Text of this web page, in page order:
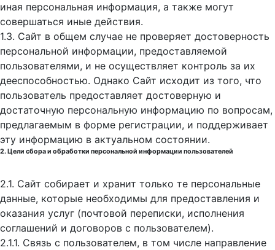
иная персональная информация, а также могут
совершаться иные действия.
1.3. Сайт в общем случае не проверяет достоверность
персональной информации, предоставляемой
пользователями, и не осуществляет контроль за их
дееспособностью. Однако Сайт исходит из того, что
пользователь предоставляет достоверную и
достаточную персональную информацию по вопросам,
предлагаемым в форме регистрации, и поддерживает
эту информацию в актуальном состоянии.
2. Цели сбора и обработки персональной информации пользователей
2.1. Сайт собирает и хранит только те персональные
данные, которые необходимы для предоставления и
оказания услуг (почтовой переписки, исполнения
соглашений и договоров с пользователем).
2.1.1. Связь с пользователем, в том числе направление